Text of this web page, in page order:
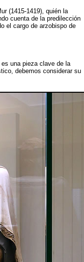
(1415-1419), quién la
cuenta de la predilección
el cargo de arzobispo de
una pieza clave de la
debemos considerar su